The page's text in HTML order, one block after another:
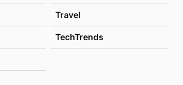
Travel
TechTrends